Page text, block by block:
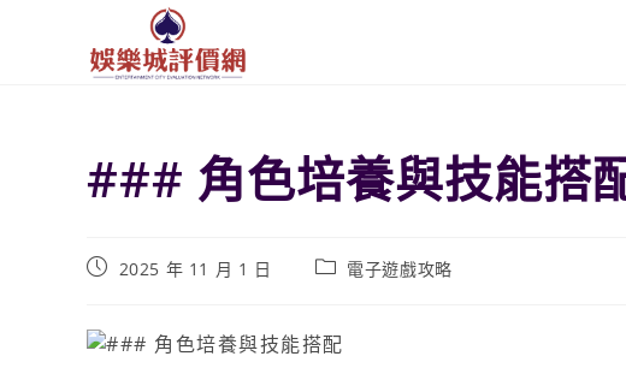
### 角色培養與技能搭
2025 年 11 月 1 日 電子遊戲攻略